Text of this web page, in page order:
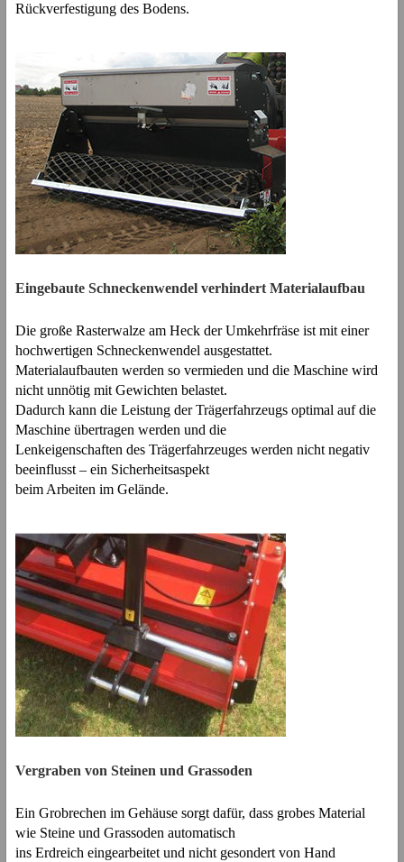
Rückverfestigung des Bodens.
Eingebaute Schneckenwendel verhindert Materialaufbau
Die große Rasterwalze am Heck der Umkehrfräse ist mit einer
hochwertigen Schneckenwendel ausgestattet.
Materialaufbauten werden so vermieden und die Maschine wird
nicht unnötig mit Gewichten belastet.
Dadurch kann die Leistung der Trägerfahrzeugs optimal auf die
Maschine übertragen werden und die
Lenkeigenschaften des Trägerfahrzeuges werden nicht negativ
beeinflusst – ein Sicherheitsaspekt
beim Arbeiten im Gelände.
Vergraben von Steinen und Grassoden
Ein Grobrechen im Gehäuse sorgt dafür, dass grobes Material
wie Steine und Grassoden automatisch
ins Erdreich eingearbeitet und nicht gesondert von Hand